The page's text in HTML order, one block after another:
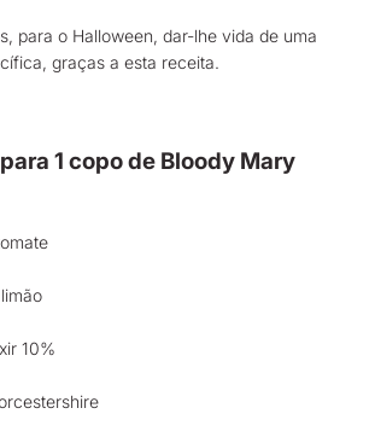
para o Halloween, dar-lhe vida de uma
graças a esta receita.
1 copo de Bloody Mary
10%